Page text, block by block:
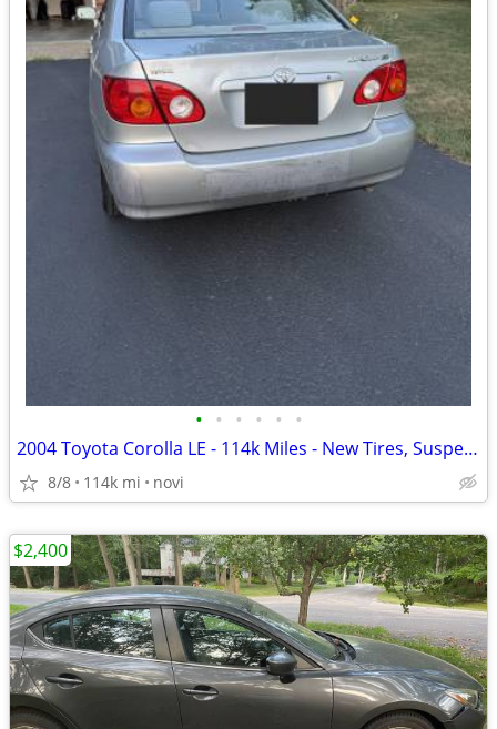
• • • • • •
2004 Toyota Corolla LE - 114k Miles - New Tires, Suspension, Radio & B
8/8 114k mi novi
$2,400